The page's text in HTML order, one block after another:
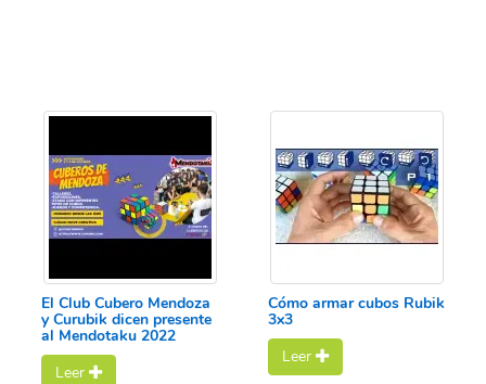
El Club Cubero Mendoza
y Curubik dicen presente
al Mendotaku 2022
Leer
Cómo armar cubos Rubik
3x3
Leer